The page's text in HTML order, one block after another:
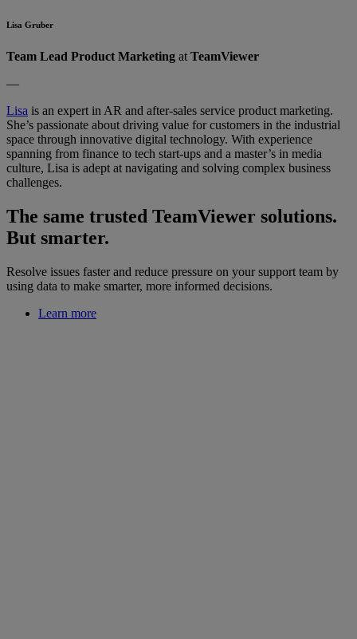
Lisa Gruber
Team Lead Product Marketing at TeamViewer
—
Lisa is an expert in AR and after-sales service product marketing.
She’s passionate about driving value for customers in the industrial
space through innovative digital technology. With experience
spanning from finance to tech start-ups and a master’s in media
culture, Lisa is adept at navigating and solving complex business
challenges.
The same trusted TeamViewer solutions.
But smarter.
Resolve issues faster and reduce pressure on your support team by
using data to make smarter, more informed decisions.
Learn more